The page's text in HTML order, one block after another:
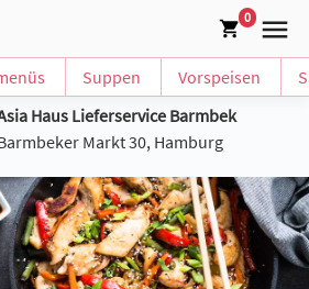
0
Suppen Vorspeisen
Haus Lieferservice Barmbek
Markt 30, Hamburg